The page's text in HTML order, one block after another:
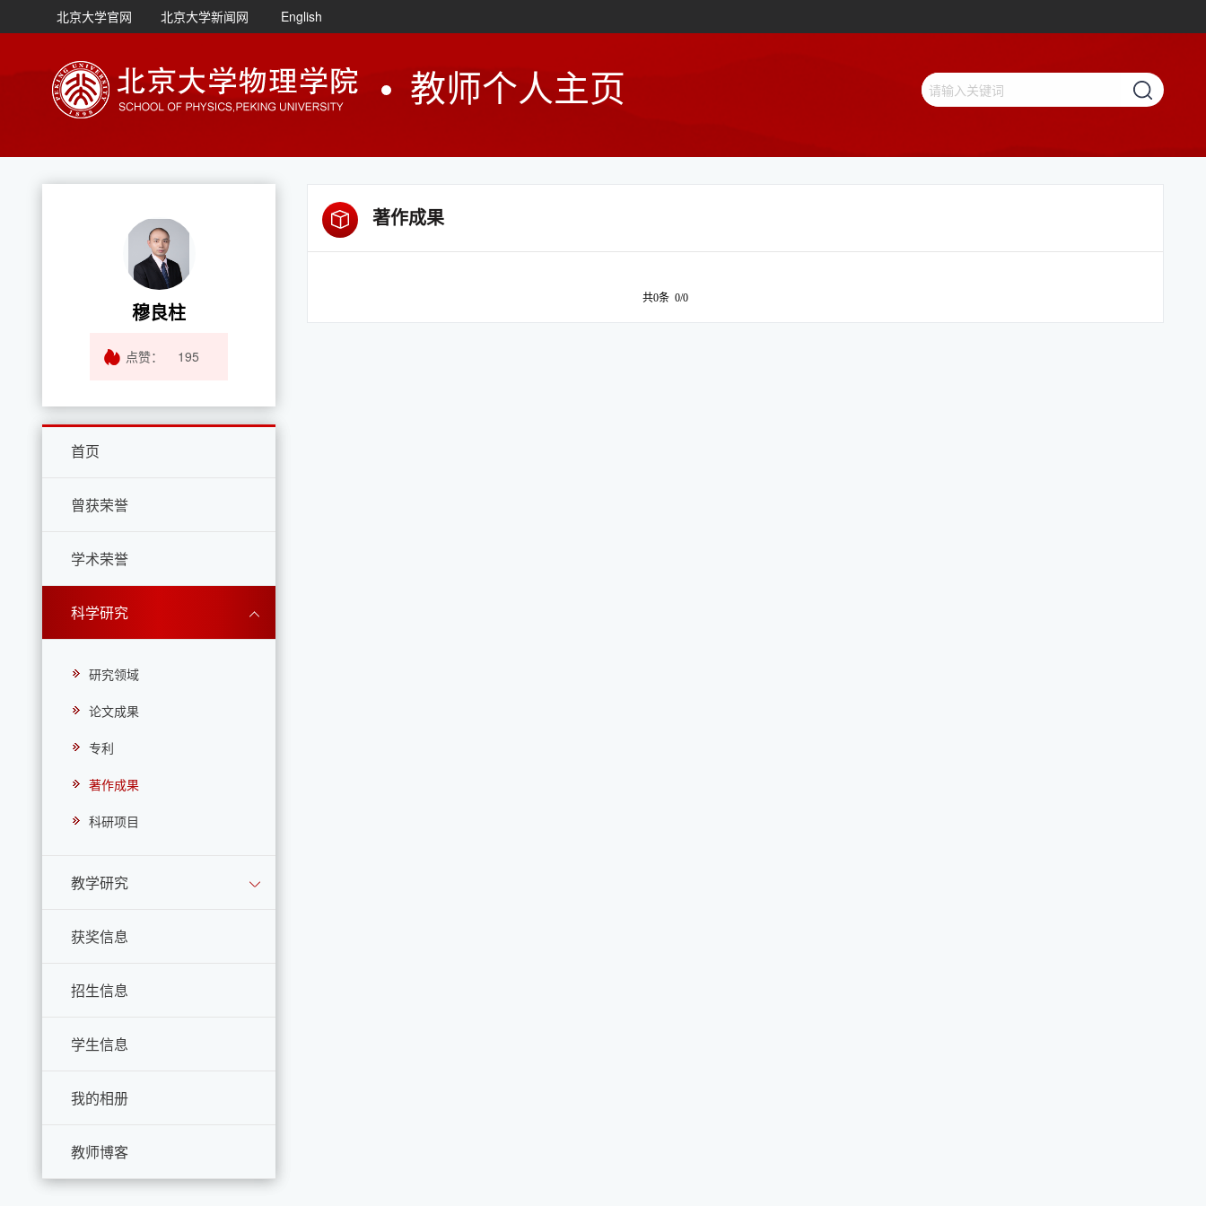
北京大学官网 北京大学新闻网 English
教师个人主页
穆良柱
点赞： 195
首页
曾获荣誉
学术荣誉
科学研究
研究领域
论文成果
专利
著作成果
科研项目
教学研究
获奖信息
招生信息
学生信息
我的相册
教师博客
著作成果
共0条 0/0